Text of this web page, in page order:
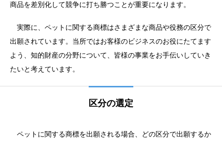
商品を差別化して競争に打ち勝つことが重要になります。
実際に、ペットに関する商標はさまざまな商品や役務の区分で
出願されています。当所ではお客様のビジネスのお役にたてます
よう、知的財産の分野について、皆様の事業をお手伝いしていき
たいと考えています。
区分の選定
ペットに関する商標を出願される場合、どの区分で出願するか